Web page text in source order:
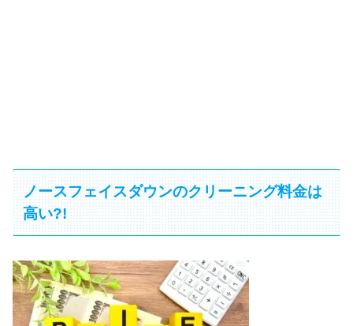
ノースフェイスダウンのクリーニング料金は
高い?!